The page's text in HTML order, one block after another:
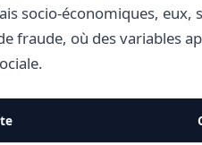
socio-économiques, eux,
fraude, où des variables